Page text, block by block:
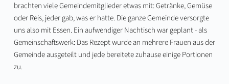
brachten viele Gemeindemitglieder etwas mit: Getränke, Gemüse
oder Reis, jeder gab, was er hatte. Die ganze Gemeinde versorgte
uns also mit Essen. Ein aufwendiger Nachtisch war geplant - als
Gemeinschaftswerk: Das Rezept wurde an mehrere Frauen aus der
Gemeinde ausgeteilt und jede bereitete zuhause einige Portionen
zu.